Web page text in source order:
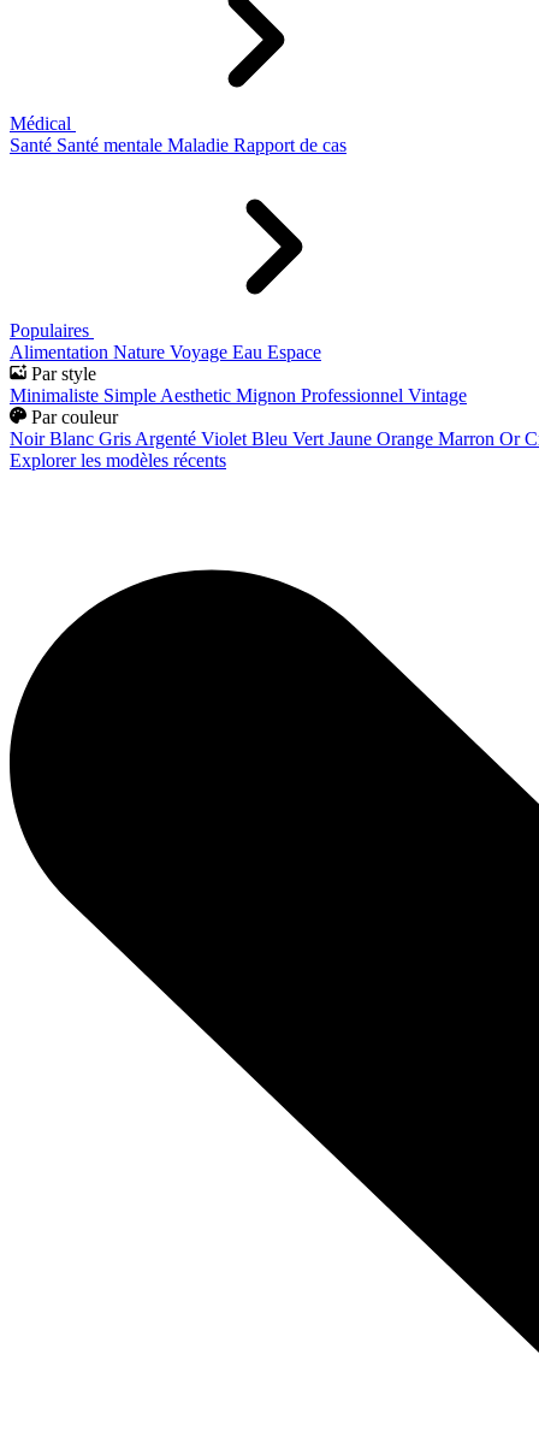
Médical
Santé Santé mentale Maladie Rapport de cas
Populaires
Alimentation Nature Voyage Eau Espace
Par style
Minimaliste Simple Aesthetic Mignon Professionnel Vintage
Par couleur
Noir Blanc Gris Argenté Violet Bleu Vert Jaune Orange Marron Or
Explorer les modèles récents